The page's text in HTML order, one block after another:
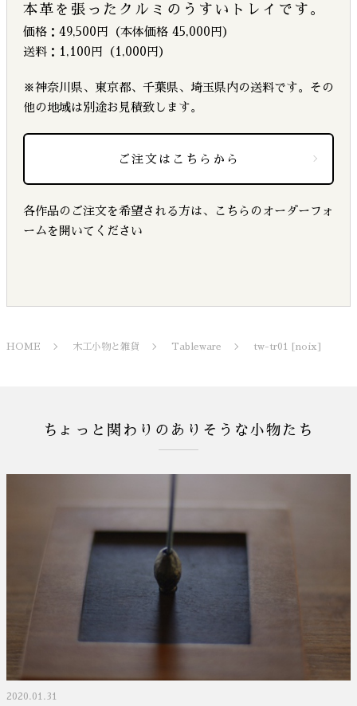
本革を張ったクルミのうすいトレイです。
価格：49,500円（本体価格 45,000円）
送料：1,100円（1,000円）
※神奈川県、東京都、千葉県、埼玉県内の送料です。その
他の地域は別途お見積致します。
ご注文はこちらから
各作品のご注文を希望される方は、こちらのオーダーフォ
ームを開いてください
HOME 木工小物と雑貨 Tableware tw-tr01 [noix]
ちょっと関わりのありそうな小物たち
2020.01.31